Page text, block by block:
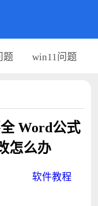
题 win11问题
Word公式
怎么办
软件教程